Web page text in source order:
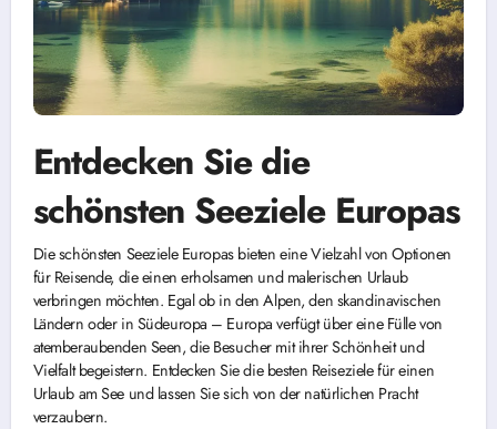
Entdecken Sie die
schönsten Seeziele Europas
Die schönsten Seeziele Europas bieten eine Vielzahl von Optionen
für Reisende, die einen erholsamen und malerischen Urlaub
verbringen möchten. Egal ob in den Alpen, den skandinavischen
Ländern oder in Südeuropa – Europa verfügt über eine Fülle von
atemberaubenden Seen, die Besucher mit ihrer Schönheit und
Vielfalt begeistern. Entdecken Sie die besten Reiseziele für einen
Urlaub am See und lassen Sie sich von der natürlichen Pracht
verzaubern.